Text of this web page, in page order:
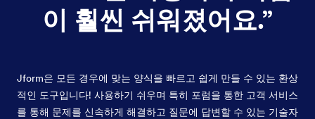
이 훨씬 쉬워졌어요.”
Jform은 모든 경우에 맞는 양식을 빠르고 쉽게 만들 수 있는 환상
적인 도구입니다! 사용하기 쉬우며 특히 포럼을 통한 고객 서비스
를 통해 문제를 신속하게 해결하고 질문에 답변할 수 있는 기술자